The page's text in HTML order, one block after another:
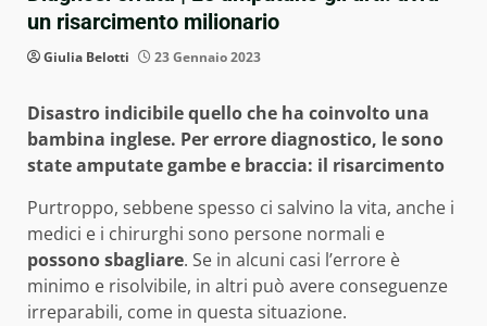
un risarcimento milionario
Giulia Belotti 23 Gennaio 2023
Disastro indicibile quello che ha coinvolto una
bambina inglese. Per errore diagnostico, le sono
state amputate gambe e braccia: il risarcimento
Purtroppo, sebbene spesso ci salvino la vita, anche i
medici e i chirurghi sono persone normali e
possono sbagliare. Se in alcuni casi l’errore è
minimo e risolvibile, in altri può avere conseguenze
irreparabili, come in questa situazione.